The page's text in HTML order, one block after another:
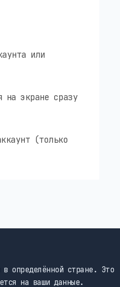
или
на экране сразу
(только
в определённой стране. Это
на ваши данные.